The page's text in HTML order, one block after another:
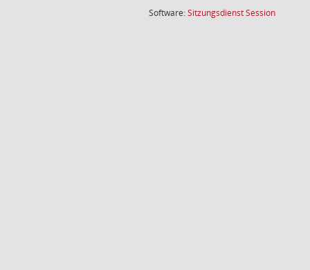
Software:SitzungsdienstSession(Wird in